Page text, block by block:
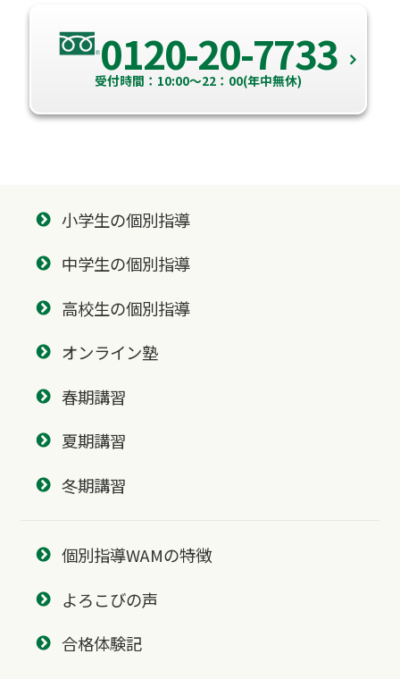
0120-20-7733
受付時間：10:00～22：00(年中無休)
小学生の個別指導
中学生の個別指導
高校生の個別指導
オンライン塾
春期講習
夏期講習
冬期講習
個別指導WAMの特徴
よろこびの声
合格体験記